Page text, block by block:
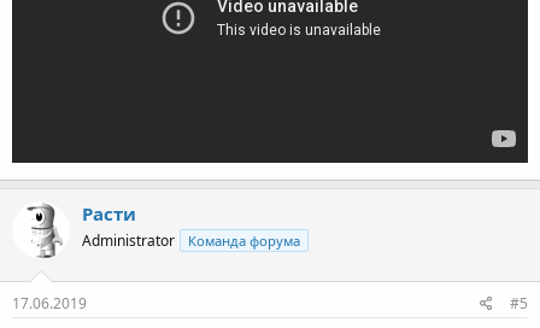
Расти
Administrator Команда форума
17.06.2019 #5